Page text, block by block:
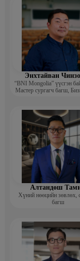
Энхтайван
“BNI Mongolia” үүсгэн
Мастер сургагч багш,
Алтандөш
Хүний нөөцийн зөвлөх,
багш